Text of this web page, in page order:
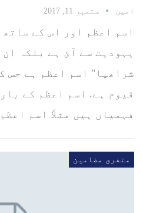
امین ستمبر 11, 2017
اسم اعظم اور اس کے
یہودیت سے آئ ہے بلکہ ان
شراھیا" اسم اعظم ہے جس
قیوم ہے. اسم اعظم کے
فہمیاں ہیں مثلاً اسم
متفرق مضامین